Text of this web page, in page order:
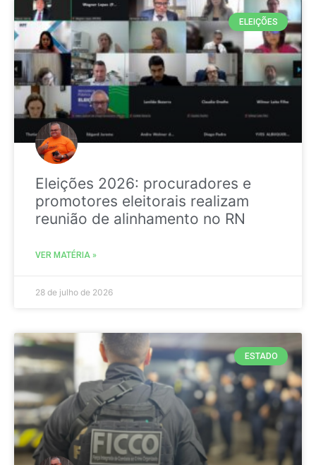
ELEIÇÕES
Eleições 2026: procuradores e
promotores eleitorais realizam
reunião de alinhamento no RN
VER MATÉRIA »
28 de julho de 2026
ESTADO